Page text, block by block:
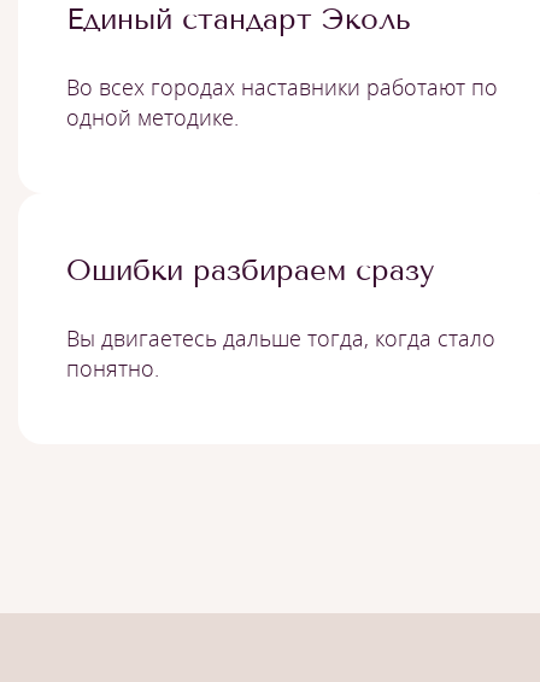
Единый стандарт Эколь
Во всех городах наставники работают по
одной методике.
Ошибки разбираем сразу
Вы двигаетесь дальше тогда, когда стало
понятно.